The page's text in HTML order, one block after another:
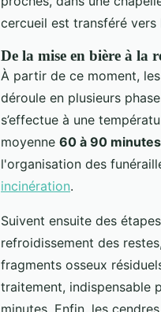
cercueil est transféré
De la mise en bière à la
À partir de ce moment,
déroule en plusieurs
s’effectue à une
moyenne 60 à 90 minutes
l'organisation des
incinération.
Suivent ensuite des
refroidissement des
fragments osseux
traitement, indispensable